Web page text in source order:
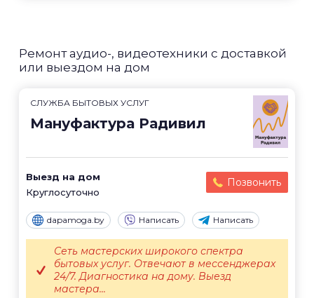
Ремонт аудио-, видеотехники с доставкой
или выездом на дом
СЛУЖБА БЫТОВЫХ УСЛУГ
Мануфактура Радивил
Выезд на дом
Круглосуточно
Позвонить
dapamoga.by Написать Написать
Сеть мастерских широкого спектра
бытовых услуг. Отвечают в мессенджерах
24/7. Диагностика на дому. Выезд
мастера...